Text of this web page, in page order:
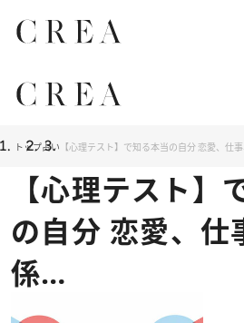
トップ占い 【心理テスト】で知る本当の自分 恋愛、仕
【心理テスト】
の自分 恋愛、仕
係…